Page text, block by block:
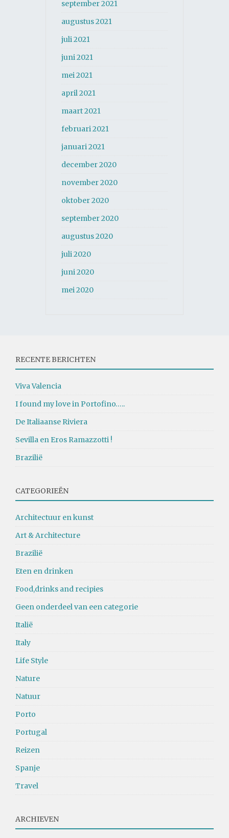
september 2021
augustus 2021
juli 2021
juni 2021
mei 2021
april 2021
maart 2021
februari 2021
januari 2021
december 2020
november 2020
oktober 2020
september 2020
augustus 2020
juli 2020
juni 2020
mei 2020
RECENTE BERICHTEN
Viva Valencia
I found my love in Portofino…..
De Italiaanse Riviera
Sevilla en Eros Ramazzotti !
Brazilië
CATEGORIEËN
Architectuur en kunst
Art & Architecture
Brazilië
Eten en drinken
Food,drinks and recipies
Geen onderdeel van een categorie
Italië
Italy
Life Style
Nature
Natuur
Porto
Portugal
Reizen
Spanje
Travel
ARCHIEVEN